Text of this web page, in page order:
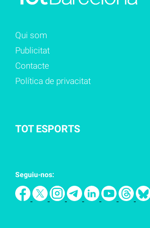
Qui som
Publicitat
Contacte
Política de privacitat
TOT ESPORTS
Seguiu-nos: